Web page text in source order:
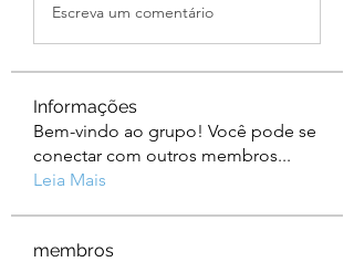
Escreva um comentário
Informações
Bem-vindo ao grupo! Você pode se
conectar com outros membros...
Leia Mais
membros